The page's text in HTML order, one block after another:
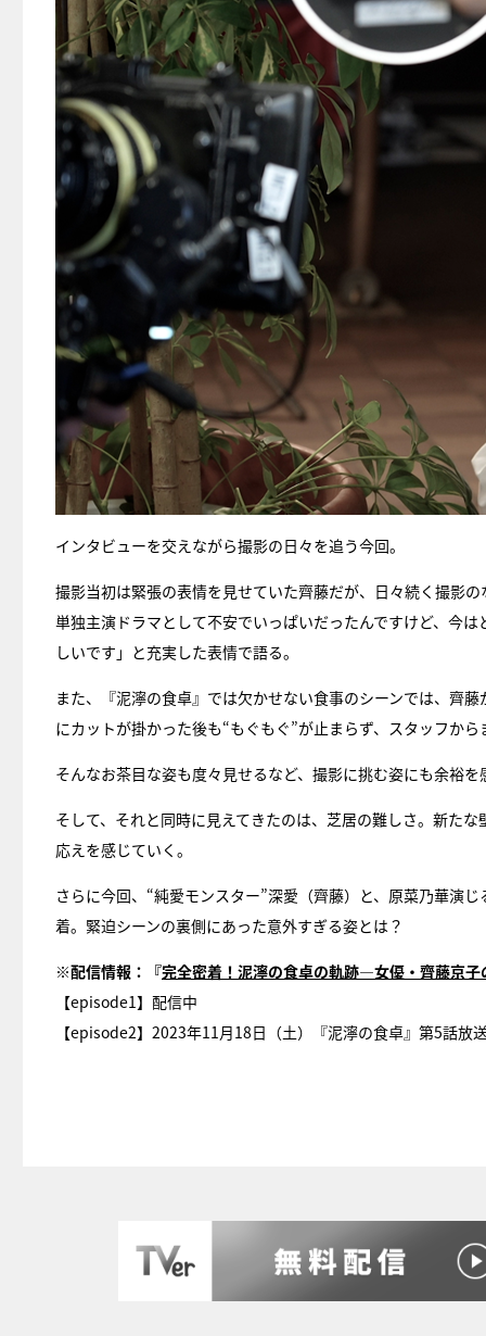
インタビューを交えながら撮影の日々を追う今回。
撮影当初は緊張の表情を見せていた齊藤だが、日々続く撮影
単独主演ドラマとして不安でいっぱいだったんですけど、今
しいです」と充実した表情で語る。
また、『泥濘の食卓』では欠かせない食事のシーンでは、齊
にカットが掛かった後も“もぐもぐ”が止まらず、スタッフか
そんなお茶目な姿も度々見せるなど、撮影に挑む姿にも余裕
そして、それと同時に見えてきたのは、芝居の難しさ。新た
応えを感じていく。
さらに今回、“純愛モンスター”深愛（齊藤）と、原菜乃華演
着。緊迫シーンの裏側にあった意外すぎる姿とは？
※配信情報：『完全密着！泥濘の食卓の軌跡―女優・齊藤京
【episode1】配信中
【episode2】2023年11月18日（土）『泥濘の食卓』第5話放